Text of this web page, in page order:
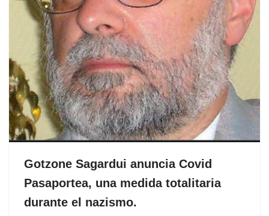
Gotzone Sagardui anuncia Covid
Pasaportea, una medida totalitaria
durante el nazismo.